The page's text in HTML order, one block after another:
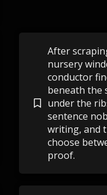
After
nursery
conductor
beneath the
under the
sentence
writing, and
choose
proof.